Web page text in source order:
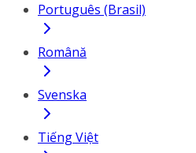
Português (Brasil)
Română
Svenska
Tiếng Việt